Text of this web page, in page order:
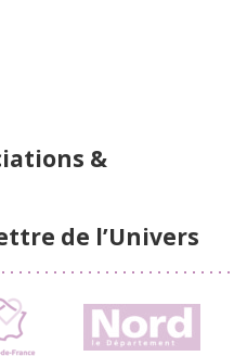
&
de l’Univers